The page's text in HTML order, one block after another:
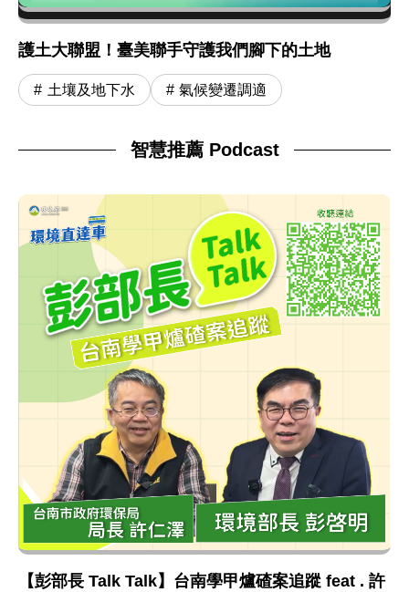
護土大聯盟！臺美聯手守護我們腳下的土地
土壤及地下水 氣候變遷調適
智慧推薦 Podcast
【彭部長 Talk Talk】台南學甲爐碴案追蹤 feat . 許